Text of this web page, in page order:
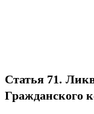
Статья 71.
Гражданского